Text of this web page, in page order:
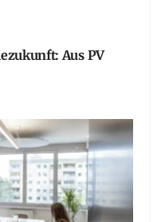
Aus PV